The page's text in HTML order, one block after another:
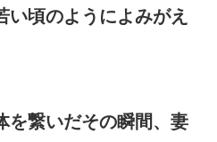
い頃のようによみがえ
を繋いだその瞬間、妻